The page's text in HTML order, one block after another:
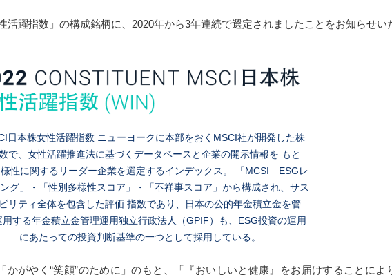
躍指数」の構成銘柄に、2020年から3年連続で選定されましたことをお知らせい
日本株女性活躍指数 ニューヨークに本部をおくMSCI社が開発した株
で、女性活躍推進法に基づくデータベースと企業の開示情報を もと
性に関するリーダー企業を選定するインデックス。 「MCSI ESGレ
グ」・「性別多様性スコア」・「不祥事スコア」から構成され、サス
リティ全体を包含した評価 指数であり、日本の公的年金積立金を管
用する年金積立金管理運用独立行政法人（GPIF）も、ESG投資の運用
にあたっての投資判断基準の一つとして採用している。
がやく“笑顔”のために」のもと、「『おいしいと健康』をお届けすることによ